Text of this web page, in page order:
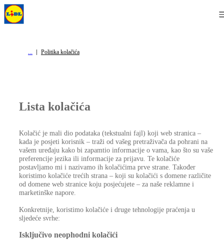
Politika kolačića
Lista kolačića
Kolačić je mali dio podataka (tekstualni fajl) koji web stranica –
kada je posjeti korisnik – traži od vašeg pretraživača da pohrani na
vašem uređaju kako bi zapamtio informacije o vama, kao što su vaše
preferencije jezika ili informacije za prijavu. Te kolačiće
postavljamo mi i nazivamo ih kolačićima prve strane. Također
koristimo kolačiće trećih strana – koji su kolačići s domene različite
od domene web stranice koju posjećujete – za naše reklamne i
marketinške napore.
Konkretnije, koristimo kolačiće i druge tehnologije praćenja u
sljedeće svrhe:
Isključivo neophodni kolačići